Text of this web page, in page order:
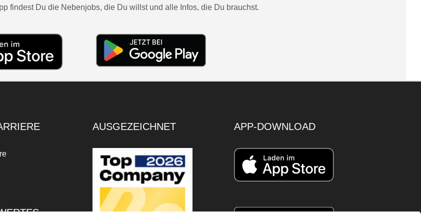
findest Du die Nebenjobs, die Du willst und alle Infos, die Du brauchst.
AUSGEZEICHNET APP-DOWNLOAD